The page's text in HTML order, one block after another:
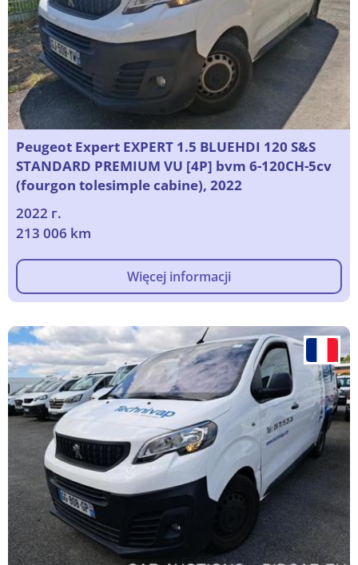
Peugeot Expert EXPERT 1.5 BLUEHDI 120 S&S
STANDARD PREMIUM VU [4P] bvm 6-120CH-5cv
(fourgon tolesimple cabine), 2022
2022 г.
213 006 km
Więcej informacji